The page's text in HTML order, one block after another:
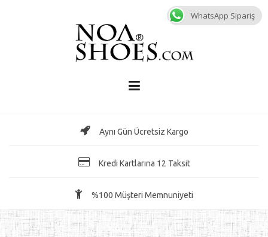
Aynı Gün Ücretsiz Kargo
Kredi Kartlarına 12 Taksit
%100 Müşteri Memnuniyeti
WhatsApp Sipariş